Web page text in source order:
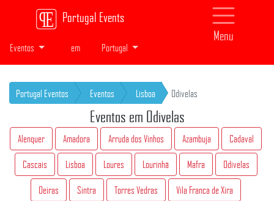
Portugal Events
Menu
Eventos em Portugal
Portugal Eventos Eventos Lisboa Odivelas
Eventos em Odivelas
Alenquer Amadora Arruda dos Vinhos Azambuja Cadaval
Cascais Lisboa Loures Lourinhã Mafra Odivelas
Oeiras Sintra Torres Vedras Vila Franca de Xira